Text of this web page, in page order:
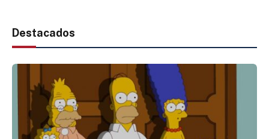
Destacados